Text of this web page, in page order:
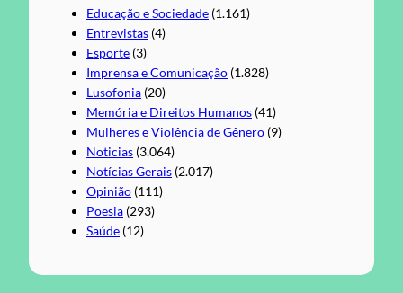
Educação e Sociedade (1.161)
Entrevistas (4)
Esporte (3)
Imprensa e Comunicação (1.828)
Lusofonia (20)
Memória e Direitos Humanos (41)
Mulheres e Violência de Gênero (9)
Noticias (3.064)
Notícias Gerais (2.017)
Opinião (111)
Poesia (293)
Saúde (12)